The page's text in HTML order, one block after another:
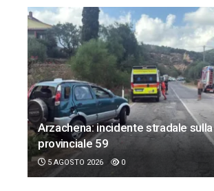
Arzachena: incidente stradale sulla
provinciale 59
5 AGOSTO 2026 0